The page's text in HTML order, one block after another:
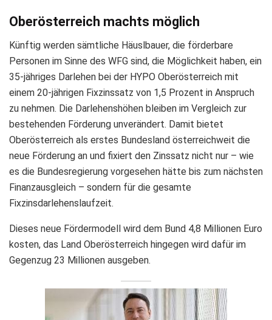
Oberösterreich machts möglich
Künftig werden sämtliche Häuslbauer, die förderbare
Personen im Sinne des WFG sind, die Möglichkeit haben, ein
35-jähriges Darlehen bei der HYPO Oberösterreich mit
einem 20-jährigen Fixzinssatz von 1,5 Prozent in Anspruch
zu nehmen. Die Darlehenshöhen bleiben im Vergleich zur
bestehenden Förderung unverändert. Damit bietet
Oberösterreich als erstes Bundesland österreichweit die
neue Förderung an und fixiert den Zinssatz nicht nur – wie
es die Bundesregierung vorgesehen hätte bis zum nächsten
Finanzausgleich – sondern für die gesamte
Fixzinsdarlehenslaufzeit.
Dieses neue Fördermodell wird dem Bund 4,8 Millionen Euro
kosten, das Land Oberösterreich hingegen wird dafür im
Gegenzug 23 Millionen ausgeben.